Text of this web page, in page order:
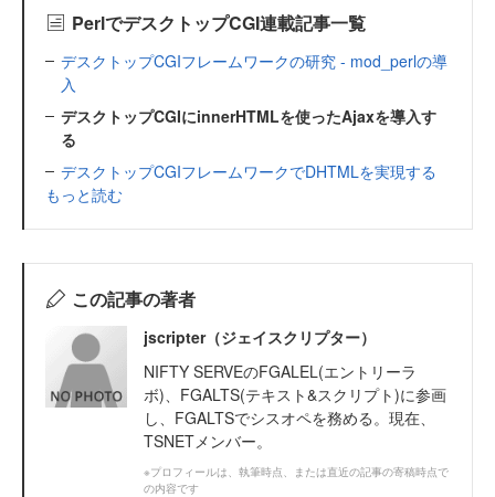
PerlでデスクトップCGI連載記事一覧
デスクトップCGIフレームワークの研究 - mod_perlの導
入
デスクトップCGIにinnerHTMLを使ったAjaxを導入す
る
デスクトップCGIフレームワークでDHTMLを実現する
もっと読む
この記事の著者
jscripter（ジェイスクリプター）
NIFTY SERVEのFGALEL(エントリーラ
ボ)、FGALTS(テキスト&スクリプト)に参画
し、FGALTSでシスオペを務める。現在、
TSNETメンバー。
※プロフィールは、執筆時点、または直近の記事の寄稿時点で
の内容です